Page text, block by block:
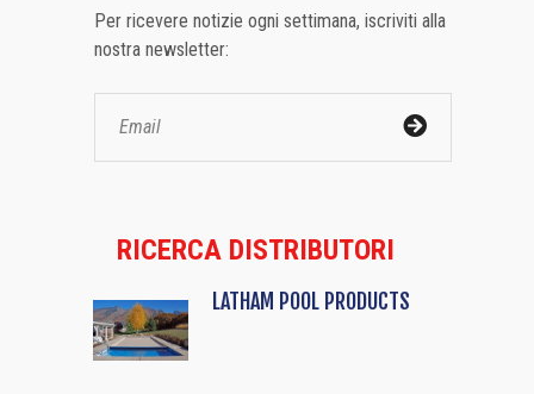
Per ricevere notizie ogni settimana, iscriviti alla
nostra newsletter:
RICERCA DISTRIBUTORI
LATHAM POOL PRODUCTS